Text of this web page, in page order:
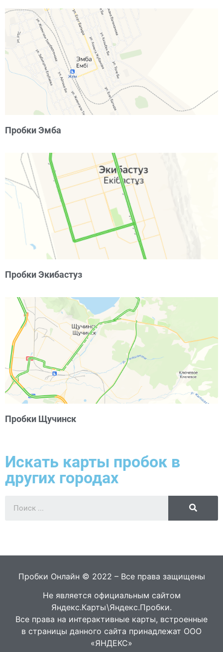
Пробки Эмба
Пробки Экибастуз
Пробки Щучинск
Искать карты пробок в
других городах
Пробки Онлайн © 2022 – Все права защищены
Не является официальным сайтом
Яндекс.Карты\Яндекс.Пробки.
Все права на интерактивные карты, встроенные
в страницы данного сайта принадлежат ООО
«ЯНДЕКС»